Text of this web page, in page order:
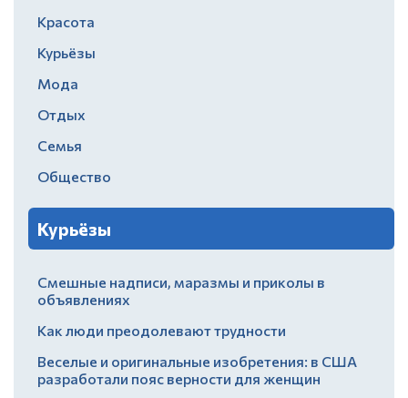
Красота
Курьёзы
Мода
Отдых
Семья
Общество
Курьёзы
Смешные надписи, маразмы и приколы в
объявлениях
Как люди преодолевают трудности
Веселые и оригинальные изобретения: в США
разработали пояс верности для женщин